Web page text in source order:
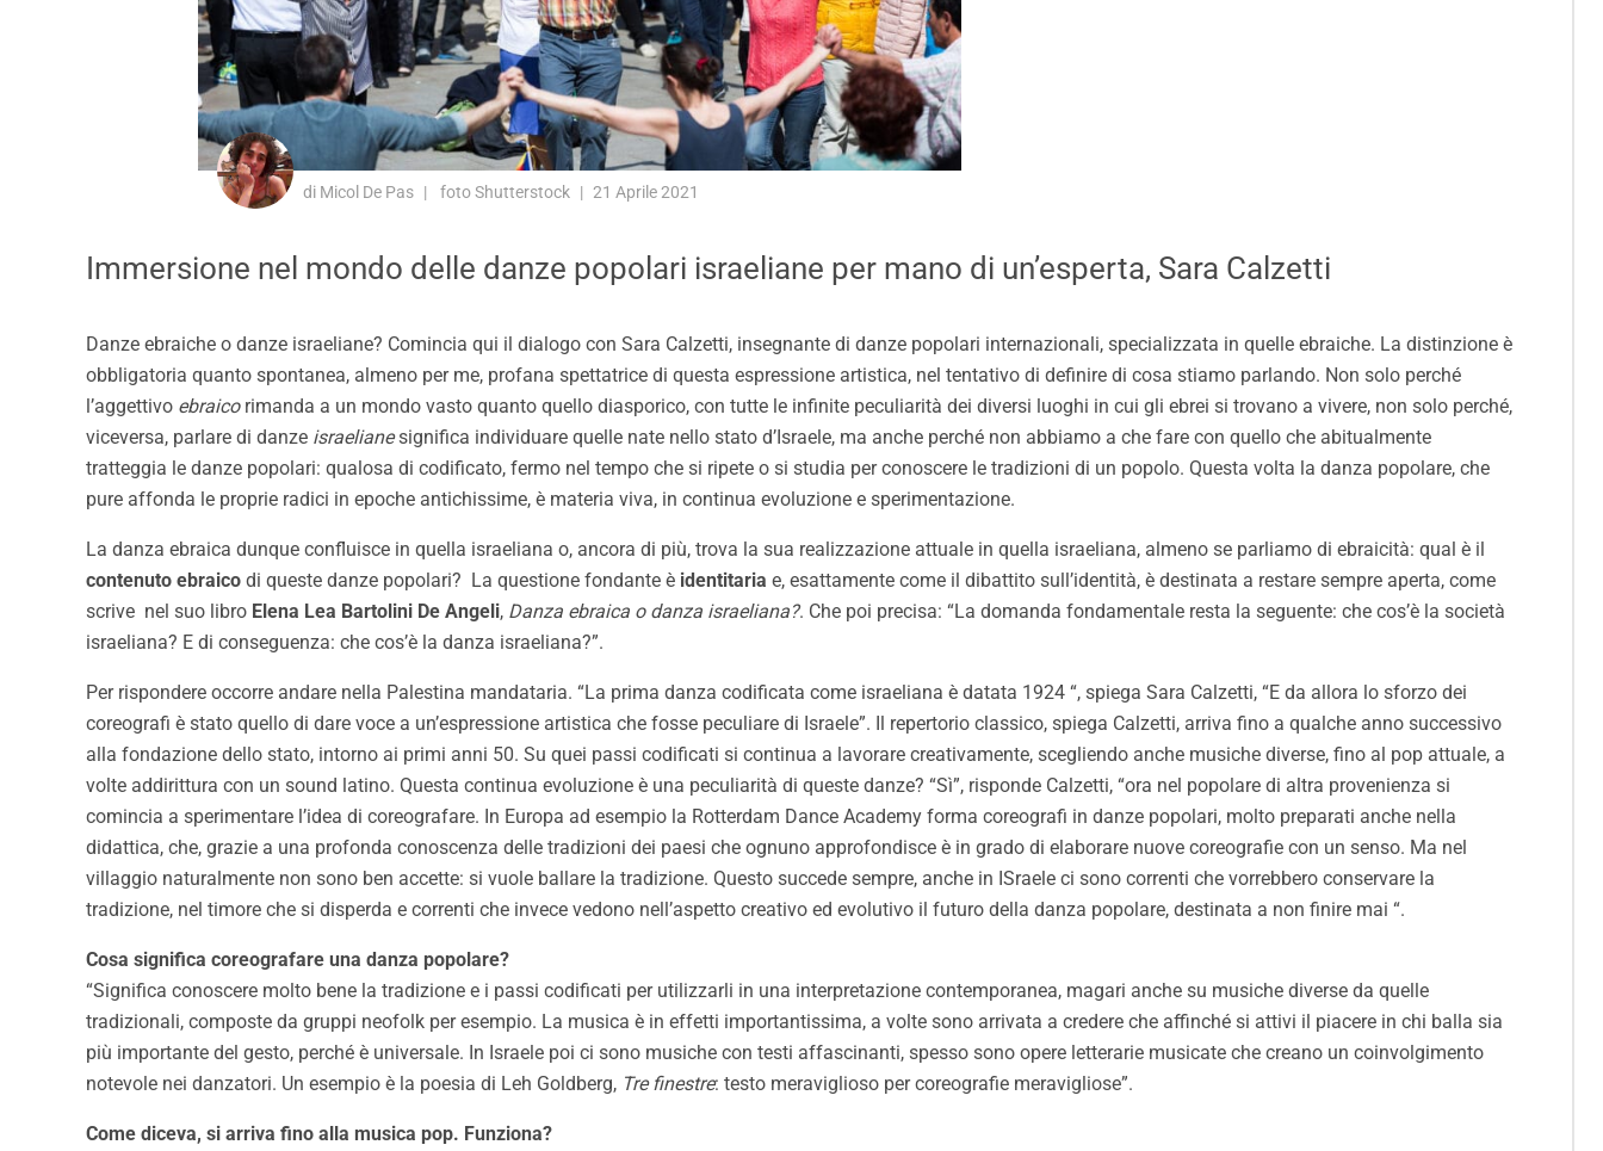
di Micol De Pas foto Shutterstock 21 Aprile 2021
Immersione nel mondo delle danze popolari israeliane per mano di un’esperta, Sara Calzetti
Danze ebraiche o danze israeliane? Comincia qui il dialogo con Sara Calzetti, insegnante di danze popolari internazionali, specializzata in quelle ebraiche. La distinzione è
obbligatoria quanto spontanea, almeno per me, profana spettatrice di questa espressione artistica, nel tentativo di definire di cosa stiamo parlando. Non solo perché
l’aggettivo ebraicorimanda a un mondo vasto quanto quello diasporico, con tutte le infinite peculiarità dei diversi luoghi in cui gli ebrei si trovano a vivere, non solo perché,
viceversa, parlare di danze israelianesignifica individuare quelle nate nello stato d’Israele, ma anche perché non abbiamo a che fare con quello che abitualmente
tratteggia le danze popolari: qualosa di codificato, fermo nel tempo che si ripete o si studia per conoscere le tradizioni di un popolo. Questa volta la danza popolare, che
pure affonda le proprie radici in epoche antichissime, è materia viva, in continua evoluzione e sperimentazione.
La danza ebraica dunque confluisce in quella israeliana o, ancora di più, trova la sua realizzazione attuale in quella israeliana, almeno se parliamo di ebraicità: qual è il
contenuto ebraico di queste danze popolari? La questione fondante è identitaria e, esattamente come il dibattito sull’identità, è destinata a restare sempre aperta, come
scrive nel suo libro Elena Lea Bartolini De Angeli, Danza ebraica o danza israeliana?. Che poi precisa: “La domanda fondamentale resta la seguente: che cos’è la società
israeliana? E di conseguenza: che cos’è la danza israeliana?”.
Per rispondere occorre andare nella Palestina mandataria. “La prima danza codificata come israeliana è datata 1924 “, spiega Sara Calzetti, “E da allora lo sforzo dei
coreografi è stato quello di dare voce a un’espressione artistica che fosse peculiare di Israele”. Il repertorio classico, spiega Calzetti, arriva fino a qualche anno successivo
alla fondazione dello stato, intorno ai primi anni 50. Su quei passi codificati si continua a lavorare creativamente, scegliendo anche musiche diverse, fino al pop attuale, a
volte addirittura con un sound latino. Questa continua evoluzione è una peculiarità di queste danze? “Sì”, risponde Calzetti, “ora nel popolare di altra provenienza si
comincia a sperimentare l’idea di coreografare. In Europa ad esempio la Rotterdam Dance Academy forma coreografi in danze popolari, molto preparati anche nella
didattica, che, grazie a una profonda conoscenza delle tradizioni dei paesi che ognuno approfondisce è in grado di elaborare nuove coreografie con un senso. Ma nel
villaggio naturalmente non sono ben accette: si vuole ballare la tradizione. Questo succede sempre, anche in ISraele ci sono correnti che vorrebbero conservare la
tradizione, nel timore che si disperda e correnti che invece vedono nell’aspetto creativo ed evolutivo il futuro della danza popolare, destinata a non finire mai “.
Cosa significa coreografare una danza popolare?
“Significa conoscere molto bene la tradizione e i passi codificati per utilizzarli in una interpretazione contemporanea, magari anche su musiche diverse da quelle
tradizionali, composte da gruppi neofolk per esempio. La musica è in effetti importantissima, a volte sono arrivata a credere che affinché si attivi il piacere in chi balla sia
più importante del gesto, perché è universale. In Israele poi ci sono musiche con testi affascinanti, spesso sono opere letterarie musicate che creano un coinvolgimento
notevole nei danzatori. Un esempio è la poesia di Leh Goldberg, Tre finestre: testo meraviglioso per coreografie meravigliose”.
Come diceva, si arriva fino alla musica pop. Funziona?